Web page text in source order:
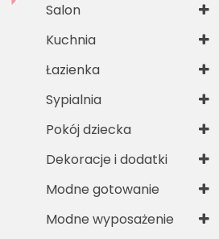
Salon
Kuchnia
Łazienka
Sypialnia
Pokój dziecka
Dekoracje i dodatki
Modne gotowanie
Modne wyposażenie